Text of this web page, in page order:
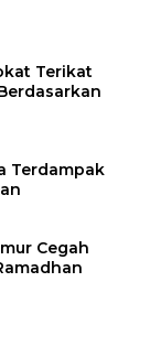
Terikat
Terdampak
Cegah